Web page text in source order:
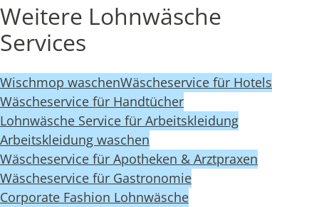
Weitere Lohnwäsche
Services
Wischmop waschenWäscheservice für Hotels
Wäscheservice für Handtücher
Lohnwäsche Service für Arbeitskleidung
Arbeitskleidung waschen
Wäscheservice für Apotheken & Arztpraxen
Wäscheservice für Gastronomie
Corporate Fashion Lohnwäsche